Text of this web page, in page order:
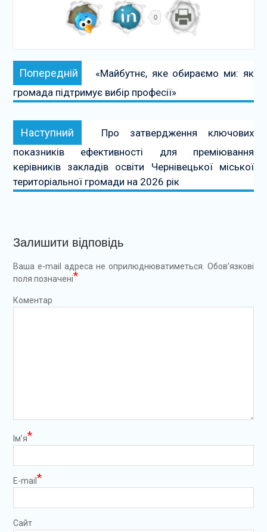
0
Навігація
записів
Попередній Попередній:
«Майбутнє, яке обираємо ми: як
громада підтримує вибір професії»
Наступний Наступний:
Про затвердження ключових
показників ефективності для преміювання
керівників закладів освіти Чернівецької міської
територіальної громади на 2026 рік
Залишити відповідь
Ваша e-mail адреса не оприлюднюватиметься. Обов’язкові
поля позначені*
Коментар
Ім’я*
E-mail *
Сайт